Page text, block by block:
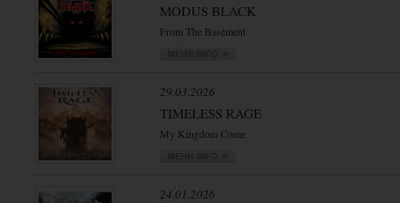
MODUS BLACK
From The Basement
29.03.2026
TIMELESS RAGE
My Kingdom Come
24.01.2026